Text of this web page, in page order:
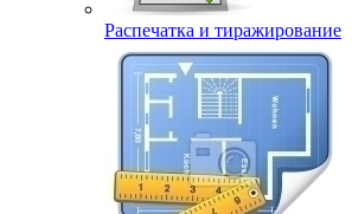
Распечатка и тиражирование